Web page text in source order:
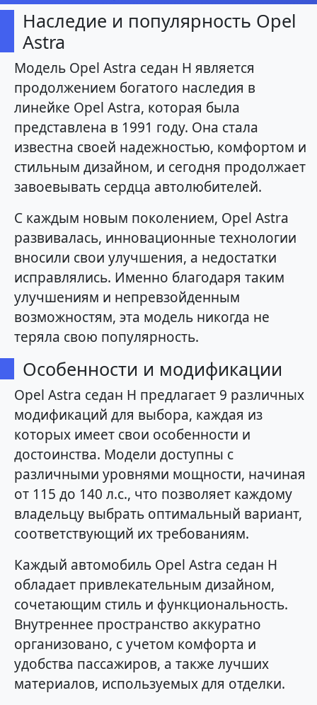
Наследие и популярность Opel
Astra
Модель Opel Astra седан H является
продолжением богатого наследия в
линейке Opel Astra, которая была
представлена в 1991 году. Она стала
известна своей надежностью, комфортом и
стильным дизайном, и сегодня продолжает
завоевывать сердца автолюбителей.
С каждым новым поколением, Opel Astra
развивалась, инновационные технологии
вносили свои улучшения, а недостатки
исправлялись. Именно благодаря таким
улучшениям и непревзойденным
возможностям, эта модель никогда не
теряла свою популярность.
Особенности и модификации
Opel Astra седан H предлагает 9 различных
модификаций для выбора, каждая из
которых имеет свои особенности и
достоинства. Модели доступны с
различными уровнями мощности, начиная
от 115 до 140 л.с., что позволяет каждому
владельцу выбрать оптимальный вариант,
соответствующий их требованиям.
Каждый автомобиль Opel Astra седан H
обладает привлекательным дизайном,
сочетающим стиль и функциональность.
Внутреннее пространство аккуратно
организовано, с учетом комфорта и
удобства пассажиров, а также лучших
материалов, используемых для отделки.